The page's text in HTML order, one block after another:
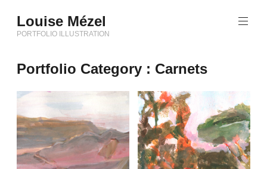
au
contenu
Louise Mézel
PORTFOLIO ILLUSTRATION
Portfolio Category : Carnets